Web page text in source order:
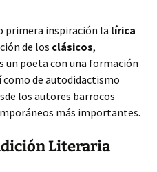
primera inspiración la lírica
de los clásicos,
un poeta con una formación
como de autodidactismo
los autores barrocos
más importantes.
Literaria